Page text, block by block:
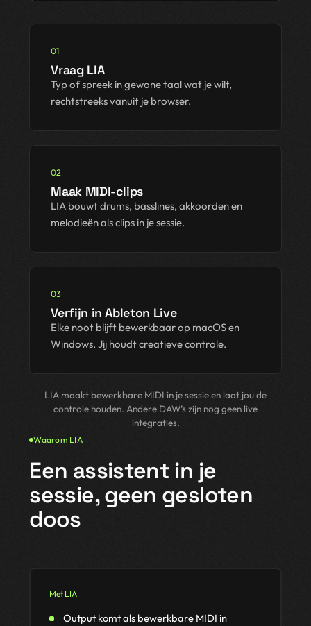
01
Vraag LIA
Typ of spreek in gewone taal wat je wilt,
rechtstreeks vanuit je browser.
02
Maak MIDI-clips
LIA bouwt drums, basslines, akkoorden en
melodieën als clips in je sessie.
03
Verfijn in Ableton Live
Elke noot blijft bewerkbaar op macOS en
Windows. Jij houdt creatieve controle.
LIA maakt bewerkbare MIDI in je sessie en laat jou de
controle houden. Andere DAW’s zijn nog geen live
integraties.
Waarom LIA
Een assistent in je
sessie, geen gesloten
doos
Met LIA
Output komt als bewerkbare MIDI in